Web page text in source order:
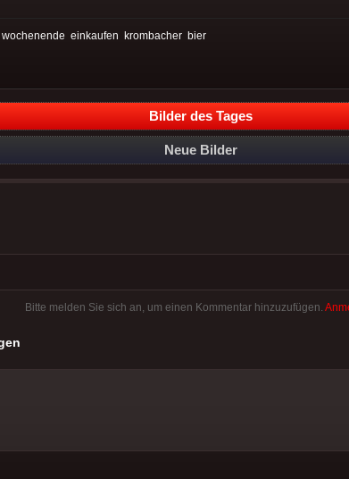
wochenende einkaufen krombacher bier
Bilder des Tages
Neue Bilder
Bitte melden Sie sich an, um einen Kommentar hinzuzufügen.